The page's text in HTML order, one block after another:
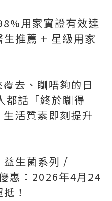
用家實證有效達
推薦 + 星級用家
去、瞓唔夠的日
都話「終於瞓得
活質素即刻提升
生菌系列 /
惠：2026年4月24
！